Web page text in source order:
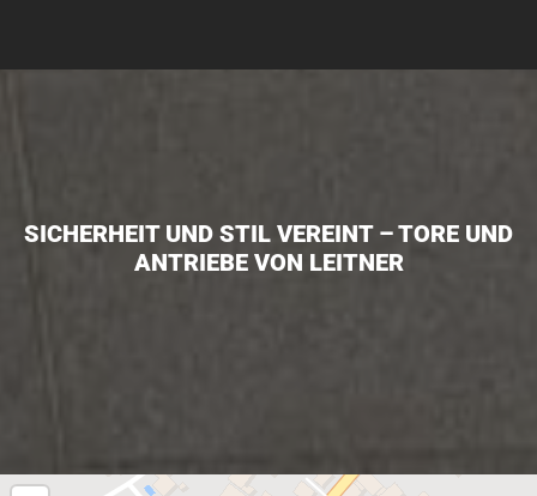
SICHERHEIT UND STIL VEREINT – TORE UND
ANTRIEBE VON LEITNER